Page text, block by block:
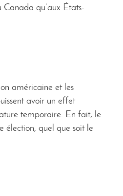
Canada qu’aux États-
américaine et les
avoir un effet
temporaire. En fait, le
élection, quel que soit le